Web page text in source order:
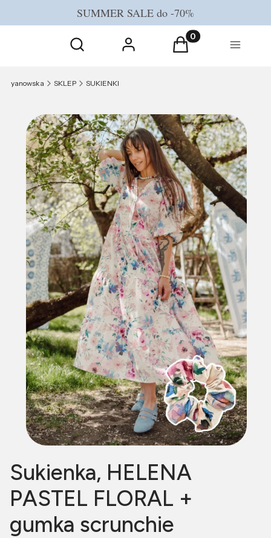
SUMMER SALE do -70%
Otwórz wyszukiwarkę
Szukaj Zaloguj się Produkty w
Koszyk Menu
yanowska SKLEP SUKIENKI
Sukienka, HELENA
PASTEL FLORAL +
gumka scrunchie